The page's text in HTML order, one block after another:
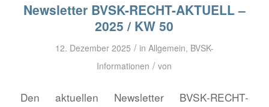
Newsletter BVSK-RECHT-AKTUELL –
2025 / KW 50
12. Dezember 2025 / in Allgemein, BVSK-
Informationen / von
Den aktuellen Newsletter BVSK-RECHT-